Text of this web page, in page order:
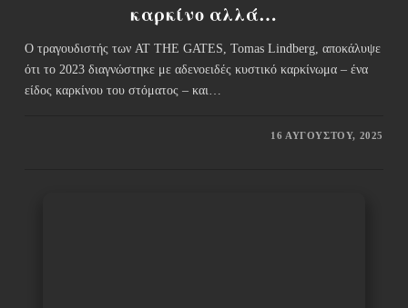
καρκίνο αλλά…
Ο τραγουδιστής των AT THE GATES, Tomas Lindberg, αποκάλυψε
ότι το 2023 διαγνώστηκε με αδενοειδές κυστικό καρκίνωμα – ένα
είδος καρκίνου του στόματος – και…
16 ΑΥΓΟΎΣΤΟΥ, 2025